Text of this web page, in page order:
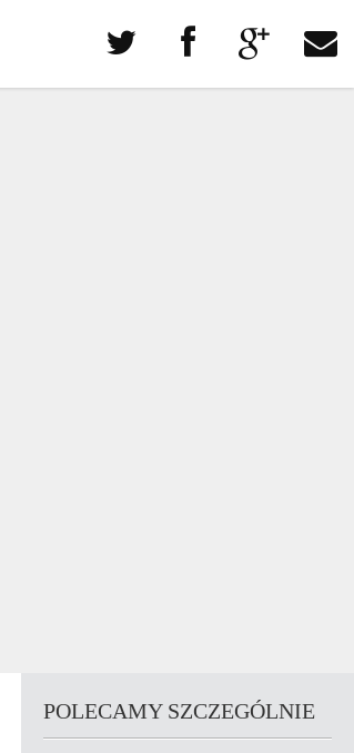
POLECAMY SZCZEGÓLNIE